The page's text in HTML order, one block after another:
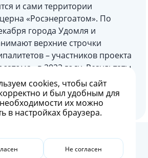
и сами территории
«Росэнергоатом». По
города Удомля и
верхние строчки
– участников проекта
в 2022 году. Результаты
году станут известны в
cookies, чтобы сайт
и был удобным для
их можно
в настройках браузера.
Не согласен